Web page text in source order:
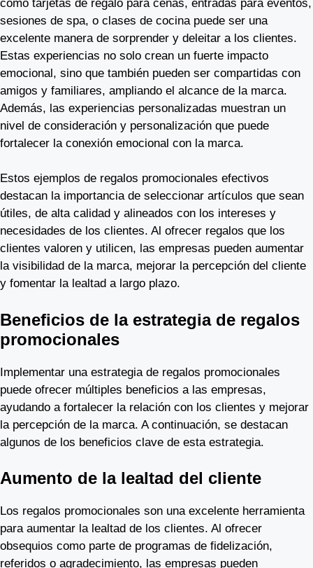
como tarjetas de regalo para cenas, entradas para eventos,
sesiones de spa, o clases de cocina puede ser una
excelente manera de sorprender y deleitar a los clientes.
Estas experiencias no solo crean un fuerte impacto
emocional, sino que también pueden ser compartidas con
amigos y familiares, ampliando el alcance de la marca.
Además, las experiencias personalizadas muestran un
nivel de consideración y personalización que puede
fortalecer la conexión emocional con la marca.
Estos ejemplos de regalos promocionales efectivos
destacan la importancia de seleccionar artículos que sean
útiles, de alta calidad y alineados con los intereses y
necesidades de los clientes. Al ofrecer regalos que los
clientes valoren y utilicen, las empresas pueden aumentar
la visibilidad de la marca, mejorar la percepción del cliente
y fomentar la lealtad a largo plazo.
Beneficios de la estrategia de regalos
promocionales
Implementar una estrategia de regalos promocionales
puede ofrecer múltiples beneficios a las empresas,
ayudando a fortalecer la relación con los clientes y mejorar
la percepción de la marca. A continuación, se destacan
algunos de los beneficios clave de esta estrategia.
Aumento de la lealtad del cliente
Los regalos promocionales son una excelente herramienta
para aumentar la lealtad de los clientes. Al ofrecer
obsequios como parte de programas de fidelización,
referidos o agradecimiento, las empresas pueden